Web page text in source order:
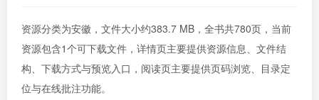
资源分类为安徽，文件大小约383.7 MB，全书共780页，当前
资源包含1个可下载文件，详情页主要提供资源信息、文件结
构、下载方式与预览入口，阅读页主要提供页码浏览、目录定
位与在线批注功能。